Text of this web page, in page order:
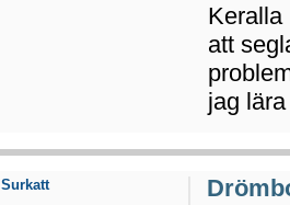
Keralla
att
jag
Surkatt